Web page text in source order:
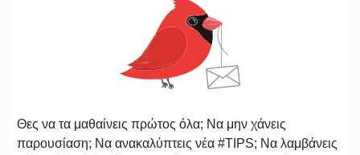
Θες να τα μαθαίνεις πρώτος όλα; Να μην χάνεις
παρουσίαση; Να ανακαλύπτεις νέα #TIPS; Να λαμβάνεις